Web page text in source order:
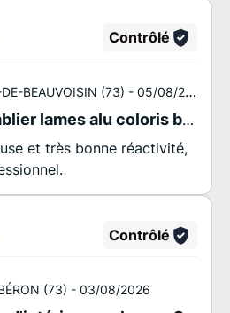
Contrôlé
BEAUVOISIN (73) - 05/08/2026
Remplacement tablier lames alu coloris blanc LE PONT DE BEAUVOISIN
et très bonne réactivité,
Contrôlé
(73) - 03/08/2026